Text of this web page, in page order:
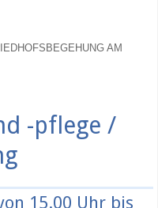
AM
-pflege /
15.00 Uhr bis